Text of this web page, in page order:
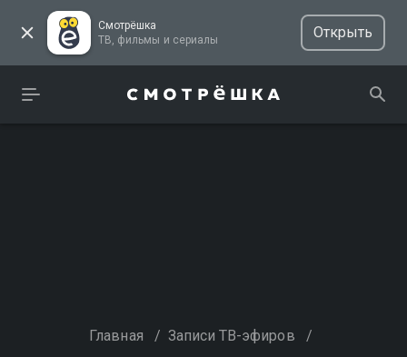
Смотрёшка
ТВ, фильмы и сериалы
Открыть
Главная / Записи ТВ-эфиров /